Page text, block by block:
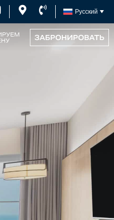
Русский
ЗАБРОНИРОВАТЬ